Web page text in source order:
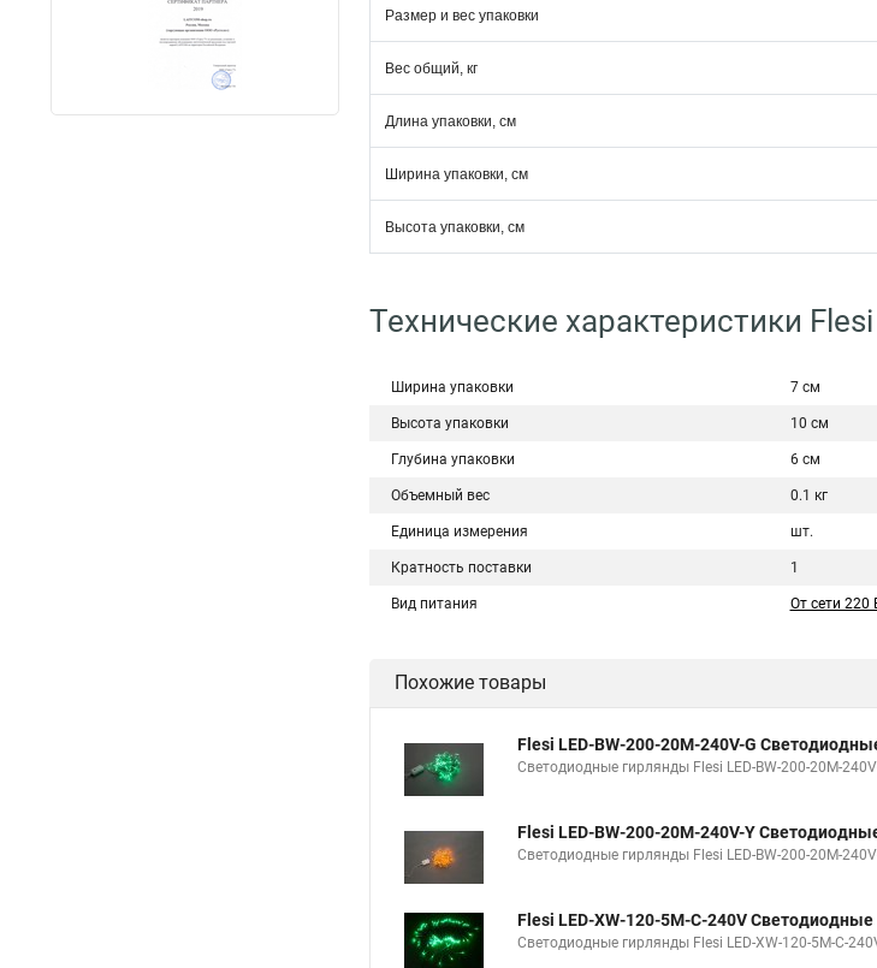
Размер и вес упаковки
Вес общий, кг
Длина упаковки, см
Ширина упаковки, см
Высота упаковки, см
Технические характеристики
Ширина упаковки 7 см
Высота упаковки 10 см
Глубина упаковки 6 см
Объемный вес 0.1 кг
Единица измерения шт.
Кратность поставки 1
Вид питания От сети 220
Похожие товары
Flesi LED-BW-200-20M-240V-G
Светодиодные гирлянды Flesi LED-BW-200-20M-
Flesi LED-BW-200-20M-240V-Y
Светодиодные гирлянды Flesi LED-BW-200-20M-
Flesi LED-XW-120-5M-C-240V
Светодиодные гирлянды Flesi LED-XW-120-5M-C-